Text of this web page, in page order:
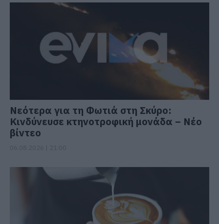
Νεότερα για τη Φωτιά στη Σκύρο:
Κινδύνευσε κτηνοτροφική μονάδα – Νέο
βίντεο